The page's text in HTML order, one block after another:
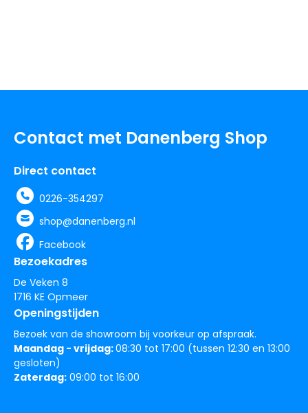
Contact met Danenberg Shop
Direct contact
0226-354297
shop@danenberg.nl
Facebook
Bezoekadres
De Veken 8
1716 KE Opmeer
Openingstijden
Bezoek van de showroom bij voorkeur op afspraak.
Maandag - vrijdag:08:30 tot 17:00 (tussen 12:30 en 13:00
gesloten)
Zaterdag: 09:00 tot 16:00